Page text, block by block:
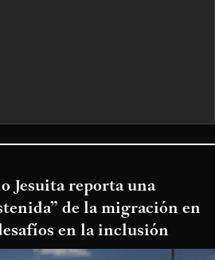
Jesuita reporta una
de la migración en
en la inclusión